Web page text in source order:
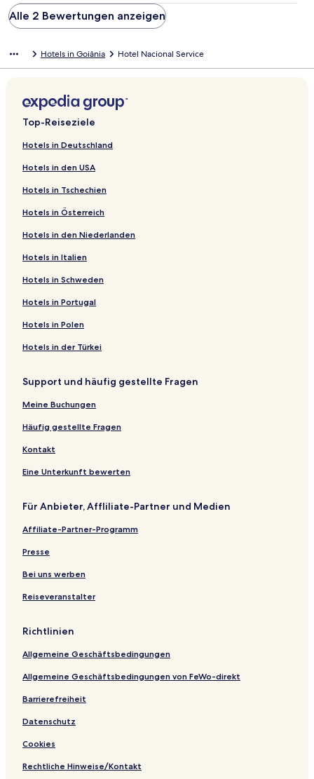
Alle 2 Bewertungen anzeigen
Hotels in Goiânia Hotel Nacional Service
Top-Reiseziele
Hotels in Deutschland
Hotels in den USA
Hotels in Tschechien
Hotels in Österreich
Hotels in den Niederlanden
Hotels in Italien
Hotels in Schweden
Hotels in Portugal
Hotels in Polen
Hotels in der Türkei
Support und häufig gestellte Fragen
Meine Buchungen
Häufig gestellte Fragen
Kontakt
Eine Unterkunft bewerten
Für Anbieter, Affliliate-Partner und Medien
Affiliate-Partner-Programm
Presse
Bei uns werben
Reiseveranstalter
Richtlinien
Allgemeine Geschäftsbedingungen
Allgemeine Geschäftsbedingungen von FeWo-direkt
Barrierefreiheit
Datenschutz
Cookies
Rechtliche Hinweise/Kontakt